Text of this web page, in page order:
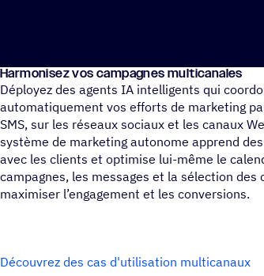
Harmo­ni­sez vos campagnes multicanales
Déployez des agents IA intelligents qui
automatiquement vos efforts de marketing
SMS, sur les réseaux sociaux et les canaux
système de marketing autonome apprend
avec les clients et optimise lui-même le
campagnes, les messages et la sélection des
maximiser l’engagement et les conversions.
Découvrez des cas d'utilisation multicanaux